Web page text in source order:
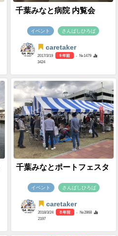
千葉みなと病院 内覧会
イベント さんばしひろば
caretaker
2017/3/19 9 年前
- №1479
3424
千葉みなとポートフェスタ
イベント さんばしひろば
caretaker
2018/3/24 8 年前
- №2868
2197